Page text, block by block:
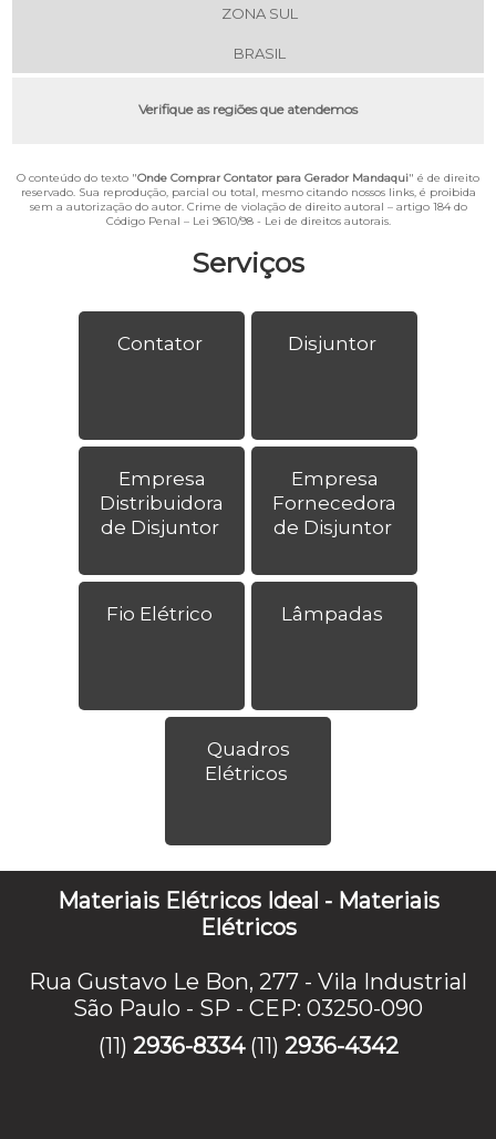
Serviços
Contator Disjuntor
Empresa
Distribuidora
de Disjuntor
Empresa
Fornecedora
de Disjuntor
Fio Elétrico Lâmpadas
Quadros
Elétricos
ZONA SUL
BRASIL
Verifique as regiões que atendemos
O conteúdo do texto "Onde Comprar Contator para Gerador Mandaqui" é de direito
reservado. Sua reprodução, parcial ou total, mesmo citando nossos links, é proibida
sem a autorização do autor. Crime de violação de direito autoral – artigo 184 do
Código Penal – Lei 9610/98 - Lei de direitos autorais.
Materiais Elétricos Ideal - Materiais
Elétricos
Rua Gustavo Le Bon, 277 - Vila Industrial
São Paulo - SP - CEP: 03250-090
(11) 2936-8334 (11) 2936-4342